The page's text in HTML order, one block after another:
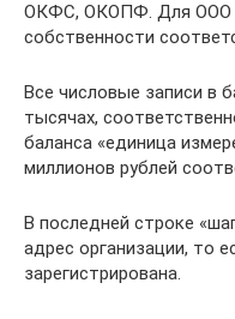
ОКФС, ОКОПФ. Для ООО
собственности
Все числовые записи в
тысячах,
баланса «единица
миллионов рублей
В последней строке
адрес организации, то
зарегистрирована.